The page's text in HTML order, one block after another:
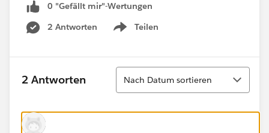
0 "Gefällt mir"-Wertungen
2 Antworten
Teilen
Show menu
2 Antworten
Sortieren
Nach Datum sortieren